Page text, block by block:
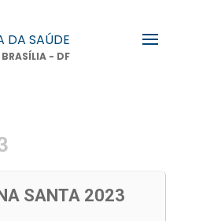
DA SAÚDE
BRASÍLIA - DF
SANTA 2023